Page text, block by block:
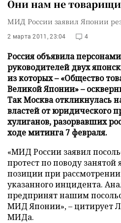
Они нам не товарищи
МИД России заявил Японии
2 марта 2011, 23:04 4
Россия объявила
руководителей двух
из которых – «Общество
Великой Японии» –
Так Москва откликнулась
властей от юридического
хулиганов, разорвавших
ходе митинга 7 февраля.
«МИД России заявил
протест по поводу
позиции при
указанного инцидента.
предпринят нашим
МИД Японии», – цитирует
МИДа.